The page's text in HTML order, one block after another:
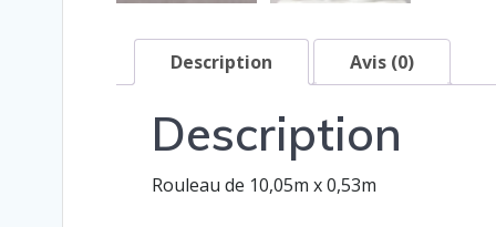
Description Avis (0)
Description
Rouleau de 10,05m x 0,53m